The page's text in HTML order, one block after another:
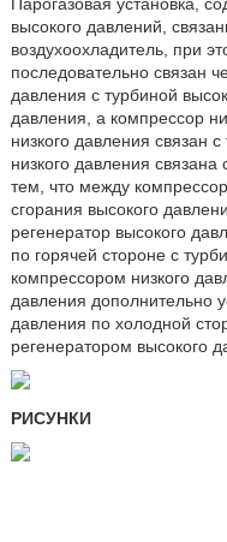
высокого давлений,
воздухоохладитель, при
последовательно связан
давления с турбиной
давления, а компрессор
низкого давления связан
низкого давления
тем, что между
сгорания высокого
регенератор высокого
по горячей стороне с
компрессором низкого
давления дополнительно
давления по холодной
регенератором высокого
РИСУНКИ